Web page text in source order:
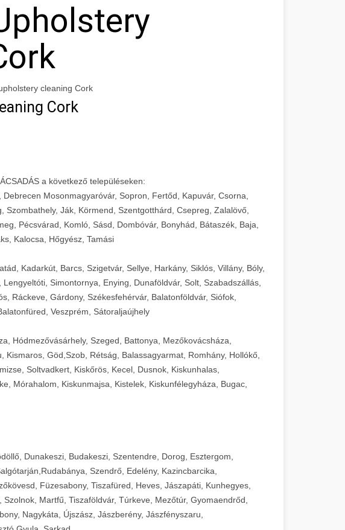
cleaning Cork
Cork
a következő településeken:
Mosonmagyaróvár, Sopron, Fertőd, Kapuvár, Csorna,
Szombathely, Ják, Körmend, Szentgotthárd, Csepreg, Zalalövő,
Pécsvárad, Komló, Sásd, Dombóvár, Bonyhád, Bátaszék, Baja,
Kalocsa, Hőgyész, Tamási
Kadarkút, Barcs, Szigetvár, Sellye, Harkány, Siklós, Villány, Bóly,
Simontornya, Enying, Dunaföldvár, Solt, Szabadszállás,
Ráckeve, Gárdony, Székesfehérvár, Balatonföldvár, Siófok,
Veszprém, Sátoraljaújhely
Hódmezővásárhely, Szeged, Battonya, Mezőkovácsháza,
Kismaros, Göd,Szob, Rétság, Balassagyarmat, Romhány, Hollókő,
Soltvadkert, Kiskőrös, Kecel, Dusnok, Kiskunhalas,
Mórahalom, Kiskunmajsa, Kistelek, Kiskunfélegyháza, Bugac,
Dunakeszi, Budakeszi, Szentendre, Dorog, Esztergom,
Szendrő, Edelény, Kazincbarcika,
Füzesabony, Tiszafüred, Heves, Jászapáti, Kunhegyes,
Martfű, Tiszaföldvár, Túrkeve, Mezőtúr, Gyomaendrőd,
Nagykáta, Újszász, Jászberény, Jászfényszaru,